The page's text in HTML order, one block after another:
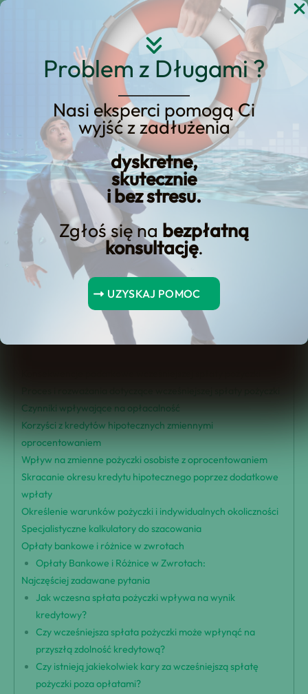
Problem z Długami ?
Nasi eksperci pomogą Ci
wyjść z zadłużenia
dyskretne,
skutecznie
i bez stresu.
Zgłoś się na bezpłatną
konsultację.
UZYSKAJ POMOC
Przejdź
Odblokuj oszczędności:
Korzyści z wcześniejszej
spłaty pożyczki
Spis Treści
Wnioski kluczowe
Korzyści z wcześniejszej spłaty pożyczki
Obliczanie oszczędności z wcześniejszej spłaty pożyczki
Czynniki wpływające na opłacalność
Korzyści z kredytów hipotecznych zmiennymi
oprocentowaniem
Wpływ na zmienne pożyczki osobiste z oprocentowaniem
Skracanie okresu kredytu hipotecznego poprzez dodatkowe
wpłaty
Określenie warunków pożyczki i indywidualnych okoliczności
Specjalistyczne kalkulatory do szacowania
Opłaty bankowe i różnice w zwrotach
Opłaty Bankowe i Różnice w Zwrotach:
Najczęściej zadawane pytania
Jak wczesna spłata pożyczki wpływa na wynik
kredytowy?
Czy wcześniejsza spłata pożyczki może wpłynąć na
przyszłą zdolność kredytową?
Czy istnieją jakiekolwiek kary za wcześniejszą spłatę
pożyczki poza opłatami?